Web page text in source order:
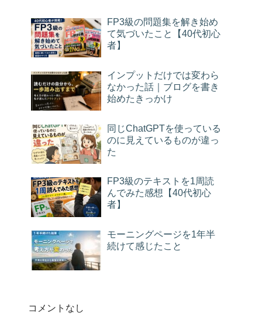
FP3級の問題集を解き始め
て気づいたこと【40代初心
者】
インプットだけでは変わら
なかった話｜ブログを書き
始めたきっかけ
同じChatGPTを使っている
のに見えているものが違っ
た
FP3級のテキストを1周読
んでみた感想【40代初心
者】
モーニングページを1年半
続けて感じたこと
コメントなし